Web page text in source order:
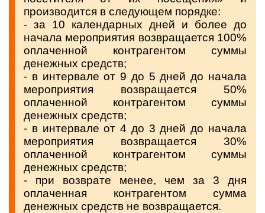
производится в следующем порядке:
- за 10 календарных дней и более до
начала мероприятия возвращается 100%
оплаченной контрагентом суммы
денежных средств;
- в интервале от 9 до 5 дней до начала
мероприятия возвращается 50%
оплаченной контрагентом суммы
денежных средств;
- в интервале от 4 до 3 дней до начала
мероприятия возвращается 30%
оплаченной контрагентом суммы
денежных средств;
- при возврате менее, чем за 3 дня
оплаченная контрагентом сумма
денежных средств не возвращается.